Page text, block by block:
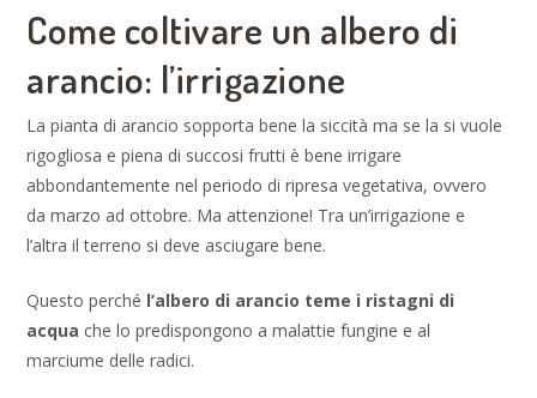
Come coltivare un albero di
arancio: l’irrigazione
La pianta di arancio sopporta bene la siccità ma se la si vuole
rigogliosa e piena di succosi frutti è bene irrigare
abbondantemente nel periodo di ripresa vegetativa, ovvero
da marzo ad ottobre. Ma attenzione! Tra un’irrigazione e
l’altra il terreno si deve asciugare bene.
Questo perché l’albero di arancio teme i ristagni di
acqua che lo predispongono a malattie fungine e al
marciume delle radici.